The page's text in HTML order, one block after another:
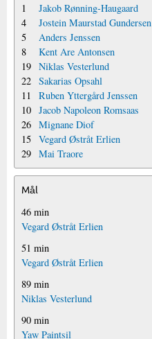
1
Jakob Rønning-Haugaard
4
Jostein Maurstad Gundersen
5
Anders Jenssen
8
Kent Are Antonsen
19 Niklas Vesterlund
22 Sakarias Opsahl
11
Ruben Yttergård Jenssen
10 Jacob Napoleon Romsaas
26 Mignane Diof
15 Vegard Østråt Erlien
29 Mai Traore
Mål
46 min
Vegard Østråt Erlien
51 min
Vegard Østråt Erlien
89 min
Niklas Vesterlund
90 min
Yaw Paintsil